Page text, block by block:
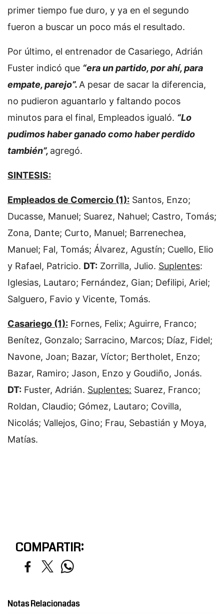
primer tiempo fue duro, y ya en el segundo
fueron a buscar un poco más el resultado.
Por último, el entrenador de Casariego, Adrián
Fuster indicó que “era un partido, por ahí, para
empate, parejo”. A pesar de sacar la diferencia,
no pudieron aguantarlo y faltando pocos
minutos para el final, Empleados igualó. “Lo
pudimos haber ganado como haber perdido
también”, agregó.
SINTESIS:
Empleados de Comercio (1): Santos, Enzo;
Ducasse, Manuel; Suarez, Nahuel; Castro, Tomás;
Zona, Dante; Curto, Manuel; Barrenechea,
Manuel; Fal, Tomás; Álvarez, Agustín; Cuello, Elio
y Rafael, Patricio. DT: Zorrilla, Julio. Suplentes:
Iglesias, Lautaro; Fernández, Gian; Defilipi, Ariel;
Salguero, Favio y Vicente, Tomás.
Casariego (1): Fornes, Felix; Aguirre, Franco;
Benítez, Gonzalo; Sarracino, Marcos; Díaz, Fidel;
Navone, Joan; Bazar, Víctor; Bertholet, Enzo;
Bazar, Ramiro; Jason, Enzo y Goudiño, Jonás.
DT: Fuster, Adrián. Suplentes: Suarez, Franco;
Roldan, Claudio; Gómez, Lautaro; Covilla,
Nicolás; Vallejos, Gino; Frau, Sebastián y Moya,
Matías.
COMPARTIR:
Notas Relacionadas